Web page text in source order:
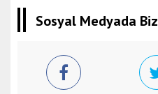
Sosyal Medyada Biz